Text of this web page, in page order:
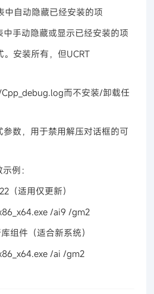
自动隐藏已经安装的项
手动隐藏或显示已经安装的项
安装所有，但UCRT
而不安装/卸载任
数，用于禁用解压对话框的可
例：
（适用仅更新）
/ai9 /gm2
组件（适合新系统）
/ai /gm2